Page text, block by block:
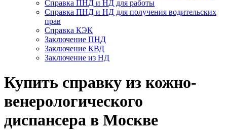
Справка ПНД и НД для работы
Справка ПНД и НД для получения водительских
прав
Справка КЭК
Заключение ПНД
Заключение КВД
Заключение из НД
Купить справку из кожно-
венерологического
диспансера в Москве